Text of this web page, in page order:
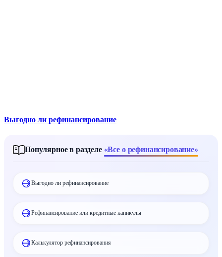
Выгодно ли рефинансирование
Популярное в разделе «Все о рефинансирование»
Выгодно ли рефинансирование
Рефинансирование или кредитные каникулы
Калькулятор рефинансирования